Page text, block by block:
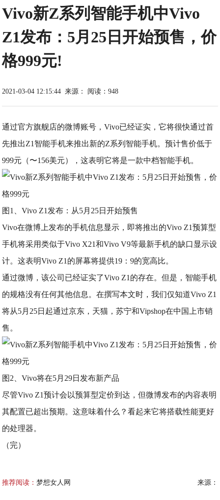
Vivo新Z系列智能手机中Vivo
Z1发布：5月25日开始预售，价
格999元!
2021-03-04 12:15:44 来源： 阅读：948
通过官方旗舰店的微博账号，Vivo已经证实，它将很快通过首
先推出Z1智能手机来推出新的Z系列智能手机。预计售价低于
999元（〜156美元），这表明它将是一款中档智能手机。
图1、Vivo Z1发布：从5月25日开始预售
Vivo在微博上发布的手机信息显示，即将推出的Vivo Z1预算型
手机将采用类似于Vivo X21和Vivo V9等最新手机的缺口显示设
计。这表明Vivo Z1的屏幕将提供19：9的宽高比。
通过微博，该公司已经证实了Vivo Z1的存在。但是，智能手机
的规格没有任何其他信息。在撰写本文时，我们仅知道Vivo Z1
将从5月25日起通过京东，天猫，苏宁和Vipshop在中国上市销
售。
图2、Vivo将在5月29日发布新产品
尽管Vivo Z1预计会以预算型定价到达，但微博发布的内容表明
其配置已超出预期。这意味着什么？看起来它将搭载性能更好
的处理器。
（完）
推荐阅读：梦想女人网 来源：